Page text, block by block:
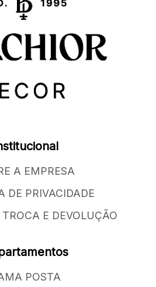
A EMPRESA
DE PRIVACIDADE
E DEVOLUÇÃO
POSTA